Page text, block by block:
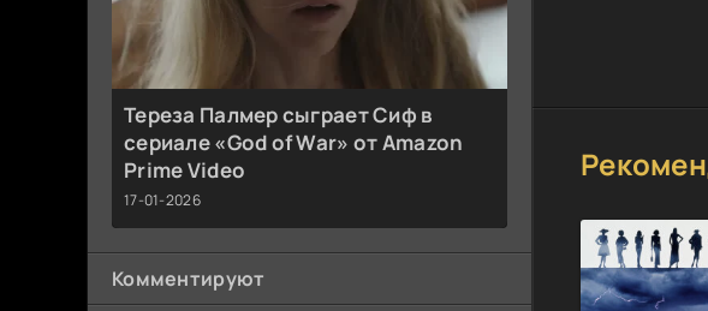
Тереза Палмер сыграет Сиф в
сериале «God of War» от Amazon
Prime Video
17-01-2026
Комментируют